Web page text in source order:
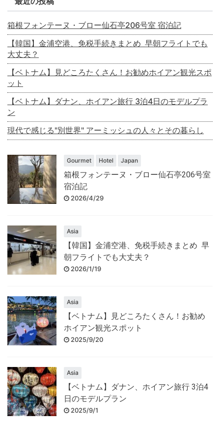
箱根フォンテーヌ・ブロー仙石亭206号室 宿泊記
【韓国】金浦空港、免税手続きまとめ 早朝フライトでも
大丈夫？
【ベトナム】見どころたくさん！お勧めホイアン観光スポ
ット
【ベトナム】ダナン、ホイアン旅行 3泊4日のモデルプラ
ン
現代で感じる"別世界" アーミッシュの人々とその暮らし
Gourmet Hotel Japan
箱根フォンテーヌ・ブロー仙石亭206号室
宿泊記
2026/4/29
Asia
【韓国】金浦空港、免税手続きまとめ 早
朝フライトでも大丈夫？
2026/1/19
Asia
【ベトナム】見どころたくさん！お勧め
ホイアン観光スポット
2025/9/20
Asia
【ベトナム】ダナン、ホイアン旅行 3泊4
日のモデルプラン
2025/9/1